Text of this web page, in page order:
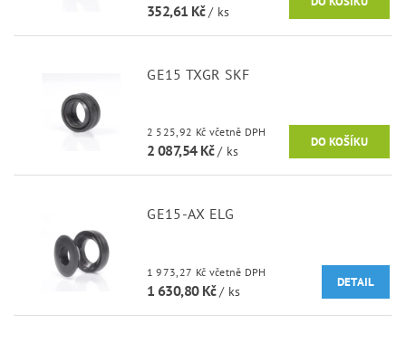
352,61 Kč/ ks
GE15 TXGR SKF
2 525,92 Kč včetně DPH
2 087,54 Kč/ ks
GE15-AX ELG
1 973,27 Kč včetně DPH
1 630,80 Kč/ ks
DETAIL